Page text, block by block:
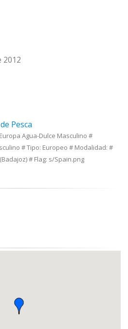
2012
Pesca
Agua-Dulce Masculino #
# Tipo: Europeo # Modalidad: #
# Flag: s/Spain.png